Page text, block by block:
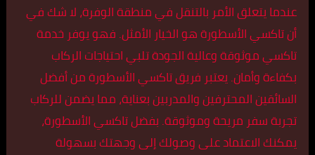
عندما يتعلق الأمر بالتنقل في منطقة الوفرة، لا شك في
أن تاكسي الأسطورة هو الخيار الأمثل. فهو يوفر خدمة
تاكسي موثوقة وعالية الجودة تلبي احتياجات الركاب
بكفاءة وأمان. يعتبر فريق تاكسي الأسطورة من أفضل
السائقين المحترفين والمدربين بعناية، مما يضمن للركاب
تجربة سفر مريحة وموثوقة. بفضل تاكسي الأسطورة،
يمكنك الاعتماد على وصولك إلى وجهتك بسهولة